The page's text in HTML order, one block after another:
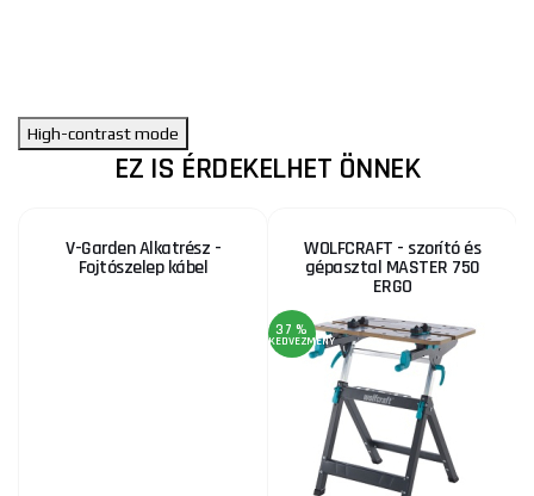
High-contrast mode
EZ IS ÉRDEKELHET ÖNNEK
V-Garden Alkatrész -
Fojtószelep kábel
WOLFCRAFT - szorító és
gépasztal MASTER 750
ERGO
37 %
KEDVEZMÉNY